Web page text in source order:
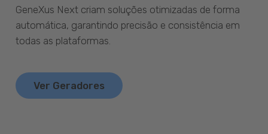
GeneXus Next criam soluções otimizadas de forma
automática, garantindo precisão e consistência em
todas as plataformas.
Ver Geradores